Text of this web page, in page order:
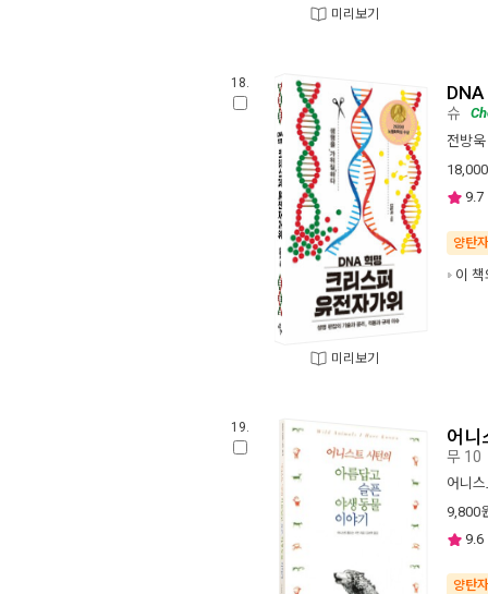
미리보기
18.
미리보기
슈
전방욱
18,000
9.7
양탄
이
19. 어니
무 10
어니
9,800
9.6
양탄